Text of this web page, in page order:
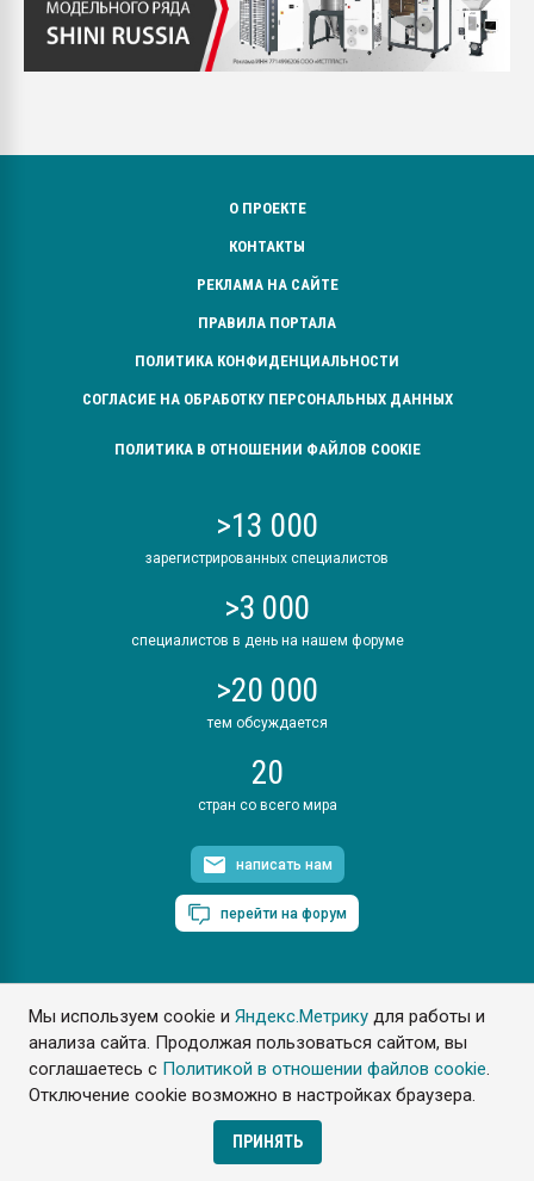
Мы используем cookie иЯндекс.Метрику для работы и
анализа сайта. Продолжая пользоваться сайтом, вы
соглашаетесь с Политикой в отношении файлов cookie.
Отключение cookie возможно в настройках браузера.
ПРИНЯТЬ
О ПРОЕКТЕ
КОНТАКТЫ
РЕКЛАМА НА САЙТЕ
ПРАВИЛА ПОРТАЛА
ПОЛИТИКА КОНФИДЕНЦИАЛЬНОСТИ
СОГЛАСИЕ НА ОБРАБОТКУ ПЕРСОНАЛЬНЫХ ДАННЫХ
ПОЛИТИКА В ОТНОШЕНИИ ФАЙЛОВ COOKIE
>13 000
зарегистрированных специалистов
>3 000
специалистов в день на нашем форуме
>20 000
тем обсуждается
20
стран со всего мира
написать нам
перейти на форум
ПластЭксперт © 2006. Все права защищены
Разрешается копирование материалов сайта с обязательной
ссылкой на www.e-plastic.ru
Разработка сайта